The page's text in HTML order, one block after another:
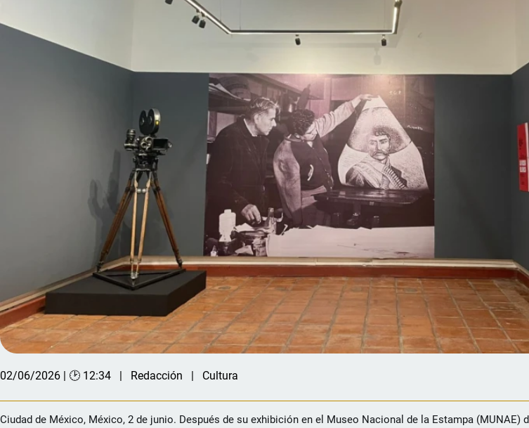
02/06/2026 | 🕑 12:34 Redacción Cultura
Ciudad de México, México, 2 de junio. Después de su exhibición en el Museo Nacional de la Estampa